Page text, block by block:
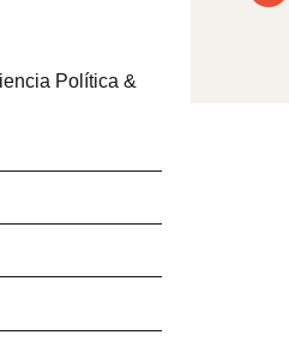
Política &